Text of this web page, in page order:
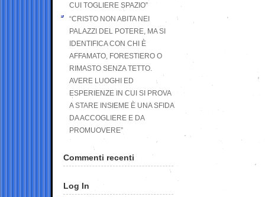
CUI TOGLIERE SPAZIO”
“CRISTO NON ABITA NEI
PALAZZI DEL POTERE, MA SI
IDENTIFICA CON CHI È
AFFAMATO, FORESTIERO O
RIMASTO SENZA TETTO.
AVERE LUOGHI ED
ESPERIENZE IN CUI SI PROVA
A STARE INSIEME È UNA SFIDA
DA ACCOGLIERE E DA
PROMUOVERE”
Commenti recenti
Log In